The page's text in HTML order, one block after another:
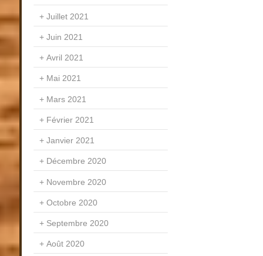
Juillet 2021
Juin 2021
Avril 2021
Mai 2021
Mars 2021
Février 2021
Janvier 2021
Décembre 2020
Novembre 2020
Octobre 2020
Septembre 2020
Août 2020